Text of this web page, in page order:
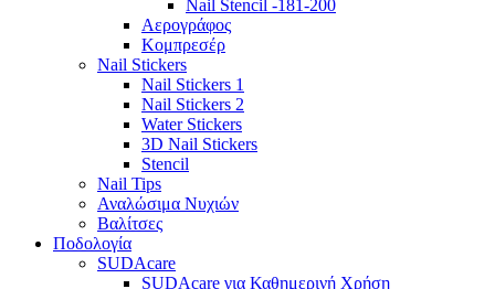
Nail Stencil -181-200
Αερογράφoς
Κομπρεσέρ
Nail Stickers
Nail Stickers 1
Nail Stickers 2
Water Stickers
3D Nail Stickers
Stencil
Nail Tips
Αναλώσιμα Νυχιών
Βαλίτσες
Ποδολογία
SUDAcare
SUDAcare για Καθημερινή Χρήση